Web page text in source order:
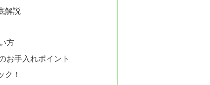
解説
方
お手入れポイント
ク！